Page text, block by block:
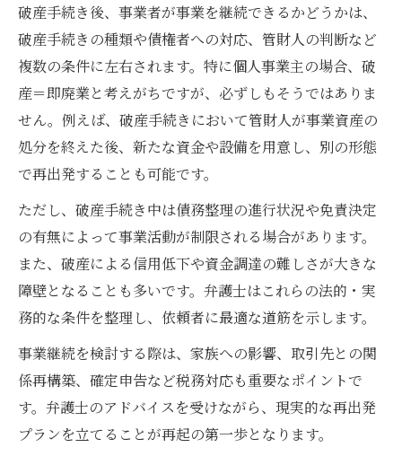
破産手続き後、事業者が事業を継続できるかどうかは、
破産手続きの種類や債権者への対応、管財人の判断など
複数の条件に左右されます。特に個人事業主の場合、破
産＝即廃業と考えがちですが、必ずしもそうではありま
せん。例えば、破産手続きにおいて管財人が事業資産の
処分を終えた後、新たな資金や設備を用意し、別の形態
で再出発することも可能です。
ただし、破産手続き中は債務整理の進行状況や免責決定
の有無によって事業活動が制限される場合があります。
また、破産による信用低下や資金調達の難しさが大きな
障壁となることも多いです。弁護士はこれらの法的・実
務的な条件を整理し、依頼者に最適な道筋を示します。
事業継続を検討する際は、家族への影響、取引先との関
係再構築、確定申告など税務対応も重要なポイントで
す。弁護士のアドバイスを受けながら、現実的な再出発
プランを立てることが再起の第一歩となります。